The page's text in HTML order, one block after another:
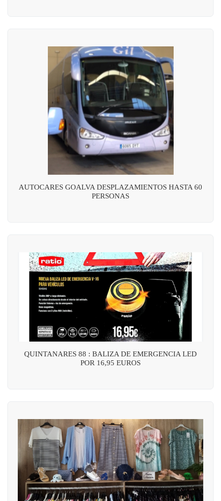
AUTOCARES GOALVA DESPLAZAMIENTOS HASTA 60
PERSONAS
QUINTANARES 88 : BALIZA DE EMERGENCIA LED
POR 16,95 EUROS